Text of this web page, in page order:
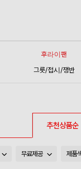
후라이팬
그릇/접시/쟁반
추천상품순
무료제공 제품